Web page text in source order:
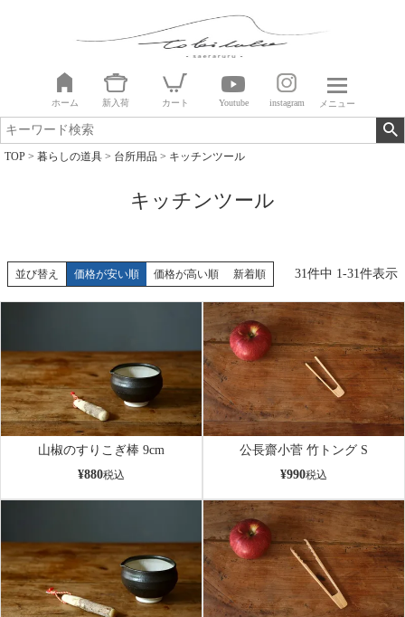
ホーム 新入荷 カート Youtube instagram メニュー
TOP 暮らしの道具 台所用品 キッチンツール
キッチンツール
並び替え 価格が安い順 価格が高い順 新着順 31件中 1-31件表示
山椒のすりこぎ棒 9cm
¥880税込
公長齋小菅 竹トング S
¥990税込